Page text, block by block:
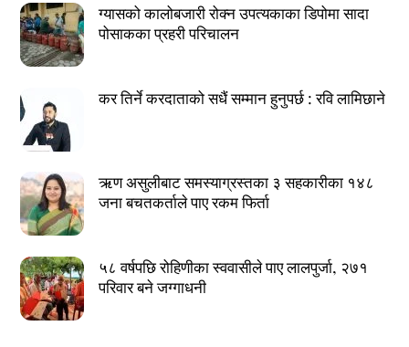
ग्यासको कालोबजारी रोक्न उपत्यकाका डिपोमा सादा
पोसाकका प्रहरी परिचालन
कर तिर्ने करदाताको सधैं सम्मान हुनुपर्छ : रवि लामिछाने
ऋण असुलीबाट समस्याग्रस्तका ३ सहकारीका १४८
जना बचतकर्ताले पाए रकम फिर्ता
५८ वर्षपछि रोहिणीका स्ववासीले पाए लालपुर्जा, २७१
परिवार बने जग्गाधनी